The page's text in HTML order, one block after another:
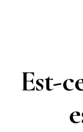
Est-